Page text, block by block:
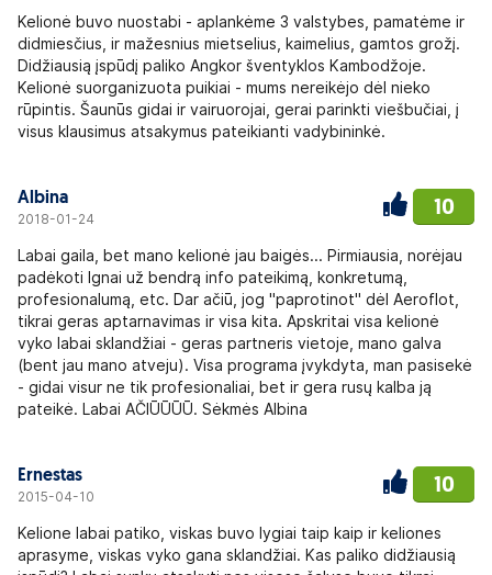
Kelionė buvo nuostabi - aplankėme 3 valstybes, pamatėme ir
didmiesčius, ir mažesnius mietselius, kaimelius, gamtos grožį.
Didžiausią įspūdį paliko Angkor šventyklos Kambodžoje.
Kelionė suorganizuota puikiai - mums nereikėjo dėl nieko
rūpintis. Šaunūs gidai ir vairuorojai, gerai parinkti viešbučiai, į
visus klausimus atsakymus pateikianti vadybininkė.
Albina
2018-01-24 10
Labai gaila, bet mano kelionė jau baigės... Pirmiausia, norėjau
padėkoti Ignai už bendrą info pateikimą, konkretumą,
profesionalumą, etc. Dar ačiū, jog "paprotinot" dėl Aeroflot,
tikrai geras aptarnavimas ir visa kita. Apskritai visa kelionė
vyko labai sklandžiai - geras partneris vietoje, mano galva
(bent jau mano atveju). Visa programa įvykdyta, man pasisekė
- gidai visur ne tik profesionaliai, bet ir gera rusų kalba ją
pateikė. Labai AČIŪŪŪŪ. Sėkmės Albina
Ernestas
2015-04-10 10
Kelione labai patiko, viskas buvo lygiai taip kaip ir keliones
aprasyme, viskas vyko gana sklandžiai. Kas paliko didžiausią